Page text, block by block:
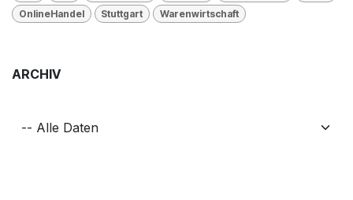
OnlineHandel
Stuttgart Warenwirtschaft
ARCHIV